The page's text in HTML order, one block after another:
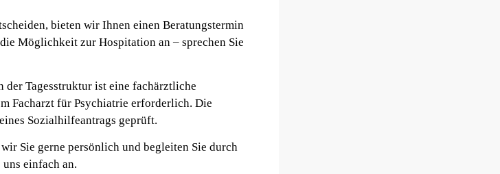
bieten wir Ihnen einen Beratungstermin
Möglichkeit zur Hospitation an – sprechen Sie
der Tagesstruktur ist eine fachärztliche
Facharzt für Psychiatrie erforderlich. Die
Sozialhilfeantrags geprüft.
Sie gerne persönlich und begleiten Sie durch
uns einfach an.